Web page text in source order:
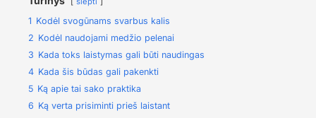
1 Kodėl svogūnams svarbus kalis
2 Kodėl naudojami medžio pelenai
3 Kada toks laistymas gali būti naudingas
4 Kada šis būdas gali pakenkti
5 Ką apie tai sako praktika
6 Ką verta prisiminti prieš laistant